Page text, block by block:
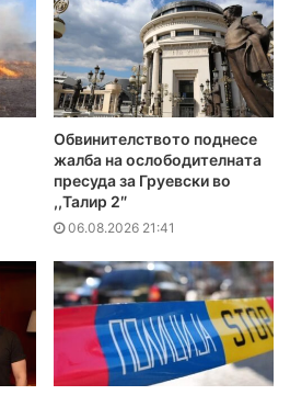
Обвинителството поднесе
жалба на ослободителната
пресуда за Груевски во
,,Талир 2″
06.08.2026 21:41